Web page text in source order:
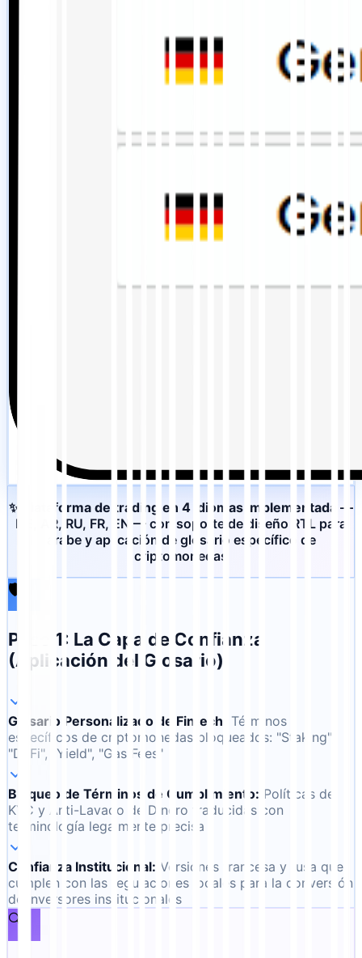
✨ Plataforma de trading en 4 idiomas implementada —
DE, AR, RU, FR, EN — con soporte de diseño RTL para
árabe y aplicación de glosario específico de
criptomonedas
🛡️
Paso 1: La Capa de Confianza
(Aplicación del Glosario)
Glosario Personalizado de Fintech Términos
específicos de criptomonedas bloqueados: "Staking",
"DeFi", "Yield", "Gas Fees"
Bloqueo de Términos de Cumplimiento: Políticas de
KYC y Anti-Lavado de Dinero traducidas con
terminología legalmente precisa
Confianza Institucional: Versiones francesa y rusa que
cumplen con las regulaciones locales para la conversión
de inversores institucionales
🔍